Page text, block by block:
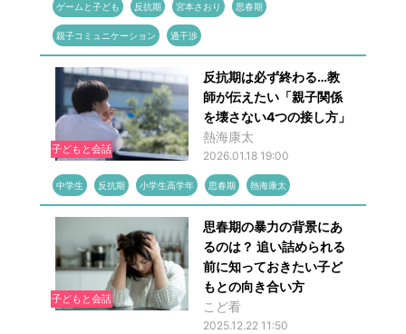
ゲームと子ども 反抗期 宮本さおり 思春期
親子コミュニケーション 過干渉
子どもと会話
反抗期は必ず終わる…教
師が伝えたい「親子関係
を壊さない4つの接し方」
熱海康太
2026.01.18 19:00
中学生 反抗期 小学生高学年 思春期 熱海康太
子どもと会話
思春期の暴力の背景にあ
るのは？ 追い詰められる
前に知っておきたい子ど
もとの向き合い方
こど看
2025.12.22 11:50